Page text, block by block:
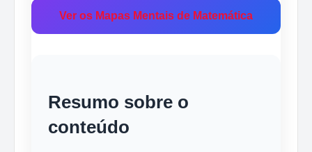
Ver os Mapas Mentais de Matemática
Resumo sobre o
conteúdo